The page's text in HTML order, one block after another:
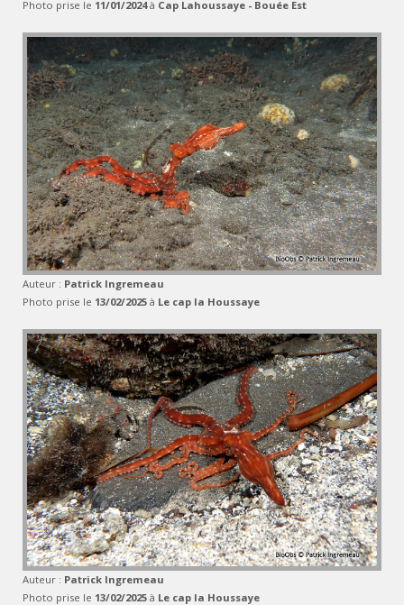
Photo prise le 11/01/2024à Cap Lahoussaye - Bouée Est
Auteur : Patrick Ingremeau
Photo prise le 13/02/2025 à Le cap la Houssaye
Auteur : Patrick Ingremeau
Photo prise le 13/02/2025 à Le cap la Houssaye